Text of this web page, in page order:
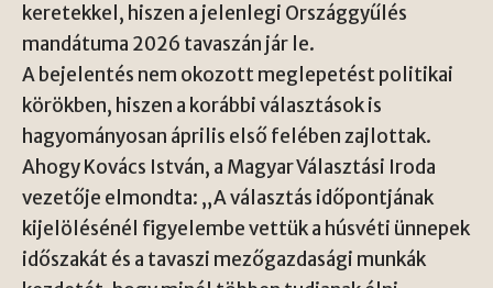
keretekkel, hiszen a jelenlegi Országgyűlés
mandátuma 2026 tavaszán jár le.
A bejelentés nem okozott meglepetést politikai
körökben, hiszen a korábbi választások is
hagyományosan április első felében zajlottak.
Ahogy Kovács István, a Magyar Választási Iroda
vezetője elmondta: „A választás időpontjának
kijelölésénél figyelembe vettük a húsvéti ünnepek
időszakát és a tavaszi mezőgazdasági munkák